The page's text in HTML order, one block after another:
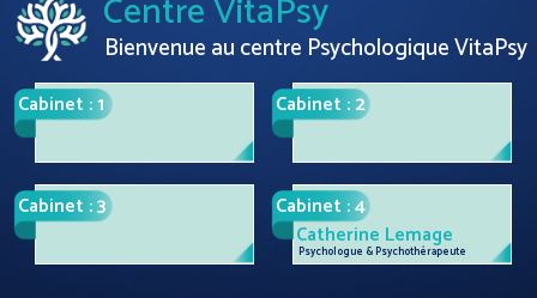
Cabinet : 1 Cabinet : 2
Cabinet : 3
Psychologue & Psychothérapeute
Catherine Lemage
Cabinet : 4
Centre VitaPsy
Bienvenue au centre Psychologique VitaPsy